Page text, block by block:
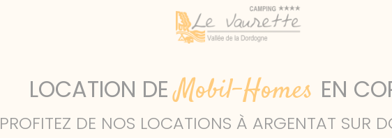
LE CAMPING
ACTIVITÉS &
LOCATION DEMobil-Homes EN
PROFITEZ DE NOS LOCATIONS À ARGENTAT SUR